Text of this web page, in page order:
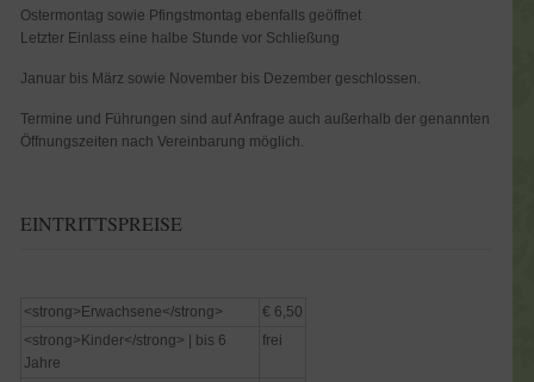
Ostermontag sowie Pfingstmontag ebenfalls geöffnet
Letzter Einlass eine halbe Stunde vor Schließung
Januar bis März sowie November bis Dezember geschlossen.
Termine und Führungen sind auf Anfrage auch außerhalb der genannten
Öffnungszeiten nach Vereinbarung möglich.
EINTRITTSPREISE
<strong>Erwachsene</strong>
€ 6,50
<strong>Kinder</strong> | bis 6
Jahre
frei